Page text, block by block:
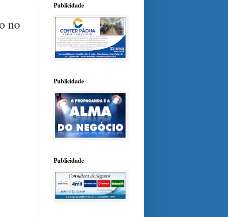
no
Publicidade
Publicidade
Publicidade